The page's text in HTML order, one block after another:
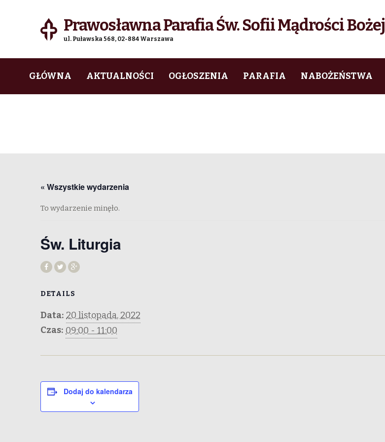
Prawosławna Parafia Św. Sofii Mądrości Bożej
ul. Puławska 568, 02-884 Warszawa
to
to
GŁÓWNA AKTUALNOŚCI OGŁOSZENIA PARAFIA NABOŻEŃSTWA
« Wszystkie wydarzenia
To wydarzenie minęło.
Św. Liturgia
DETAILS
Data: 20 listopada, 2022
Czas: 09:00 - 11:00
Dodaj do kalendarza